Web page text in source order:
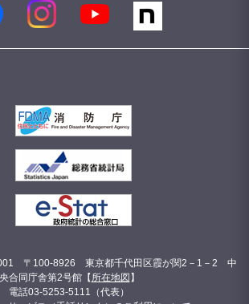
〒100-8926 東京都千代田区霞が関2－1－2 中
央合同庁舎第2号館【 所在地図 】
電話03-5253-5111（代表）